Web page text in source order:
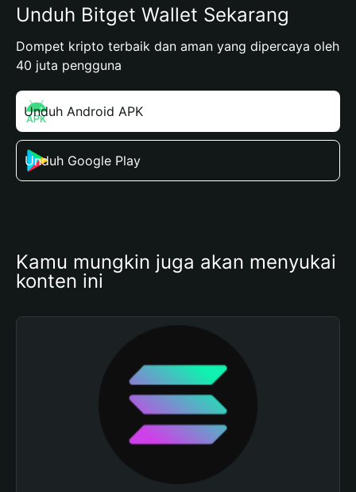
Unduh Bitget Wallet Sekarang
Dompet kripto terbaik dan aman yang dipercaya oleh
40 juta pengguna
Unduh Android APK
Unduh Google Play
Kamu mungkin juga akan menyukai
konten ini